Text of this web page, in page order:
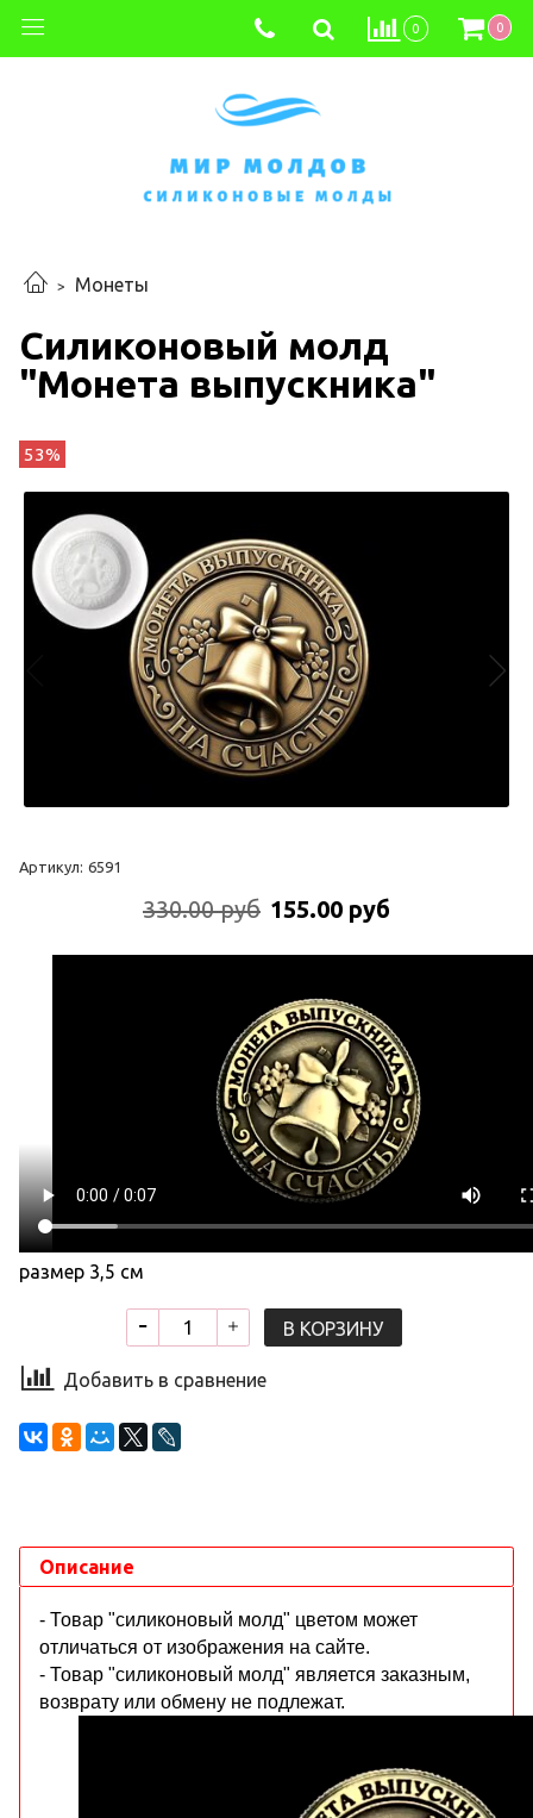
0 0
Монеты
Силиконовый молд
"Монета выпускника"
53%
Артикул: 6591
330.00 руб 155.00 руб
размер 3,5 см
В КОРЗИНУ
Добавить в сравнение
Описание
- Товар "силиконовый молд" цветом может
отличаться от изображения на сайте.
- Товар "силиконовый молд" является заказным,
возврату или обмену не подлежат.